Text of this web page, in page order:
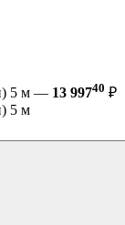
5 м — 13 99740 ₽
5 м